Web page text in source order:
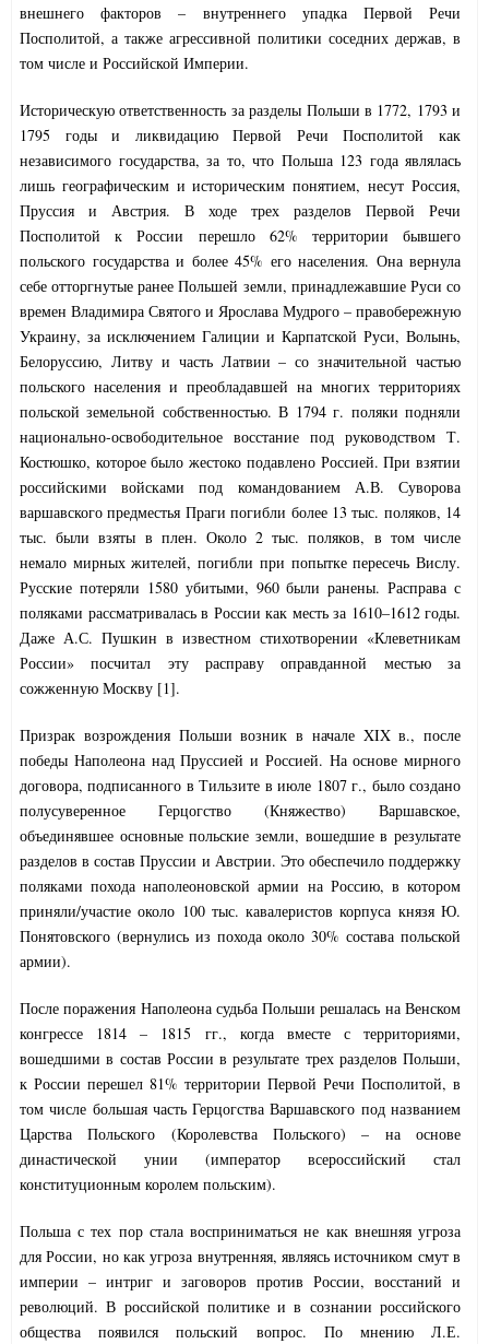
внешнего факторов – внутреннего упадка Первой Речи
Посполитой, а также агрессивной политики соседних держав, в
том числе и Российской Империи.
Историческую ответственность за разделы Польши в 1772, 1793 и
1795 годы и ликвидацию Первой Речи Посполитой как
независимого государства, за то, что Польша 123 года являлась
лишь географическим и историческим понятием, несут Россия,
Пруссия и Австрия. В ходе трех разделов Первой Речи
Посполитой к России перешло 62% территории бывшего
польского государства и более 45% его населения. Она вернула
себе отторгнутые ранее Польшей земли, принадлежавшие Руси со
времен Владимира Святого и Ярослава Мудрого – правобережную
Украину, за исключением Галиции и Карпатской Руси, Волынь,
Белоруссию, Литву и часть Латвии – со значительной частью
польского населения и преобладавшей на многих территориях
польской земельной собственностью. В 1794 г. поляки подняли
национально-освободительное восстание под руководством Т.
Костюшко, которое было жестоко подавлено Россией. При взятии
российскими войсками под командованием А.В. Суворова
варшавского предместья Праги погибли более 13 тыс. поляков, 14
тыс. были взяты в плен. Около 2 тыс. поляков, в том числе
немало мирных жителей, погибли при попытке пересечь Вислу.
Русские потеряли 1580 убитыми, 960 были ранены. Расправа с
поляками рассматривалась в России как месть за 1610–1612 годы.
Даже А.С. Пушкин в известном стихотворении «Клеветникам
России» посчитал эту расправу оправданной местью за
сожженную Москву [1].
Призрак возрождения Польши возник в начале XIX в., после
победы Наполеона над Пруссией и Россией. На основе мирного
договора, подписанного в Тильзите в июле 1807 г., было создано
полусуверенное Герцогство (Княжество) Варшавское,
объединявшее основные польские земли, вошедшие в результате
разделов в состав Пруссии и Австрии. Это обеспечило поддержку
поляками похода наполеоновской армии на Россию, в котором
приняли/участие около 100 тыс. кавалеристов корпуса князя Ю.
Понятовского (вернулись из похода около 30% состава польской
армии).
После поражения Наполеона судьба Польши решалась на Венском
конгрессе 1814 – 1815 гг., когда вместе с территориями,
вошедшими в состав России в результате трех разделов Польши,
к России перешел 81% территории Первой Речи Посполитой, в
том числе большая часть Герцогства Варшавского под названием
Царства Польского (Королевства Польского) – на основе
династической унии (император всероссийский стал
конституционным королем польским).
Польша с тех пор стала восприниматься не как внешняя угроза
для России, но как угроза внутренняя, являясь источником смут в
империи – интриг и заговоров против России, восстаний и
революций. В российской политике и в сознании российского
общества появился польский вопрос. По мнению Л.Е.